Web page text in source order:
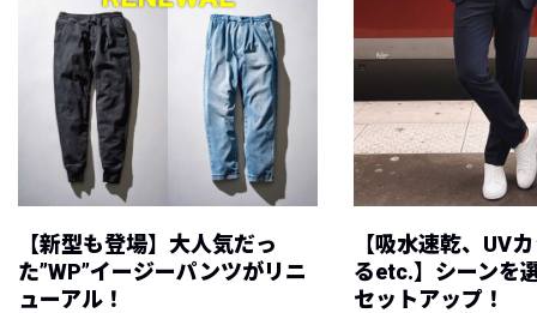
【新型も登場】大人気だっ
た”WP”イージーパンツがリニ
ューアル！
【吸水速乾、UV
るetc.】シーンを
セットアップ！